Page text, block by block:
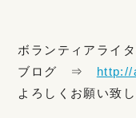
ボランティアライ
ブログ ⇒ http://
よろしくお願い致し